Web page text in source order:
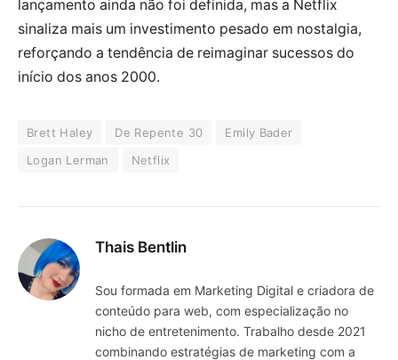
lançamento ainda não foi definida, mas a Netflix
sinaliza mais um investimento pesado em nostalgia,
reforçando a tendência de reimaginar sucessos do
início dos anos 2000.
Brett Haley De Repente 30
Emily Bader
Logan Lerman
Netflix
Thais Bentlin
Sou formada em Marketing Digital e criadora de
conteúdo para web, com especialização no
nicho de entretenimento. Trabalho desde 2021
combinando estratégias de marketing com a